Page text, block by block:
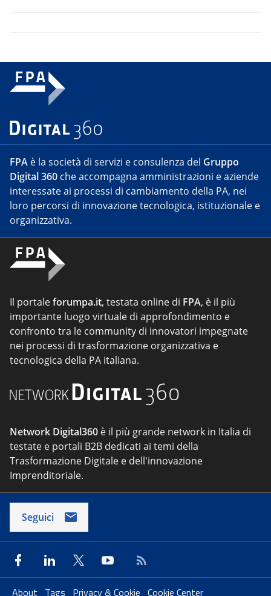
FPA è la società di servizi e consulenza del Gruppo
Digital 360 che accompagna amministrazioni e aziende
interessate ai processi di cambiamento della PA, nei
loro percorsi di innovazione tecnologica, istituzionale e
organizzativa.
Il portaleforumpa.it, testata online di FPA, è il più
importante luogo virtuale di approfondimento e
confronto tra le community di innovatori impegnate
nei processi di trasformazione organizzativa e
tecnologica della PA italiana.
Network Digital360 è il più grande network in Italia di
testate e portali B2B dedicati ai temi della
Trasformazione Digitale e dell'innovazione
Imprenditoriale.
Seguici
About Tags Privacy & Cookie Cookie Center